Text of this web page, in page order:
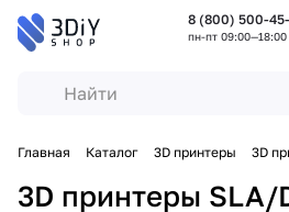
8 (800) 500-
пн-пт 09:00—18:00
Главная Каталог 3D принтеры 3D
3D принтеры SLA/